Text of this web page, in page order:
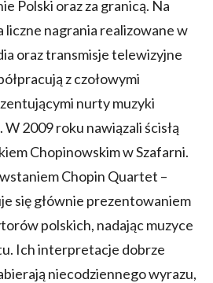
Polski oraz za granicą. Na
liczne nagrania realizowane w
oraz transmisje telewizyjne
z czołowymi
nurty muzyki
2009 roku nawiązali ścisłą
Chopinowskim w Szafarni.
Chopin Quartet –
się głównie prezentowaniem
polskich, nadając muzyce
Ich interpretacje dobrze
niecodziennego wyrazu,